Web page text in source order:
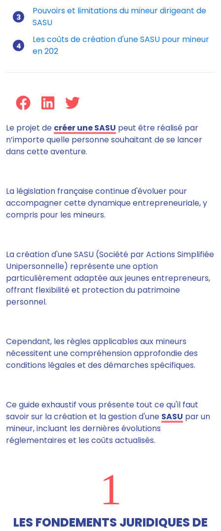
Pouvoirs et limitations du mineur dirigeant de
SASU
Les coûts de création d'une SASU pour mineur
en 202
Le projet de créer une SASU peut être réalisé par
n’importe quelle personne souhaitant de se lancer
dans cette aventure.
La législation française continue d'évoluer pour
accompagner cette dynamique entrepreneuriale, y
compris pour les mineurs.
La création d'une SASU (Société par Actions Simplifiée
Unipersonnelle) représente une option
particulièrement adaptée aux jeunes entrepreneurs,
offrant flexibilité et protection du patrimoine
personnel.
Cependant, les règles applicables aux mineurs
nécessitent une compréhension approfondie des
conditions légales et des démarches spécifiques.
Ce guide exhaustif vous présente tout ce qu'il faut
savoir sur la création et la gestion d'une SASU par un
mineur, incluant les dernières évolutions
réglementaires et les coûts actualisés.
1
LES FONDEMENTS JURIDIQUES DE